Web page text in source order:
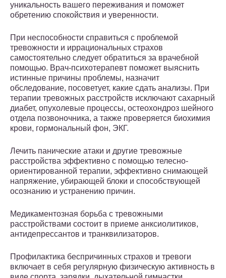
уникальность вашего переживания и поможет
обретению спокойствия и уверенности.
При неспособности справиться с проблемой
тревожности и иррациональных страхов
самостоятельно следует обратиться за врачебной
помощью. Врач-психотерапевт поможет выяснить
истинные причины проблемы, назначит
обследование, посоветует, какие сдать анализы. При
терапии тревожных расстройств исключают сахарный
диабет, опухолевые процессы, остеохондроз шейного
отдела позвоночника, а также проверяется биохимия
крови, гормональный фон, ЭКГ.
Лечить панические атаки и другие тревожные
расстройства эффективно с помощью телесно-
ориентированной терапии, эффективно снимающей
напряжение, убирающей блоки и способствующей
осознанию и устранению причин.
Медикаментозная борьба с тревожными
расстройствами состоит в приеме анксиолитиков,
антидепрессантов и транквилизаторов.
Профилактика беспричинных страхов и тревоги
включает в себя регулярную физическую активность в